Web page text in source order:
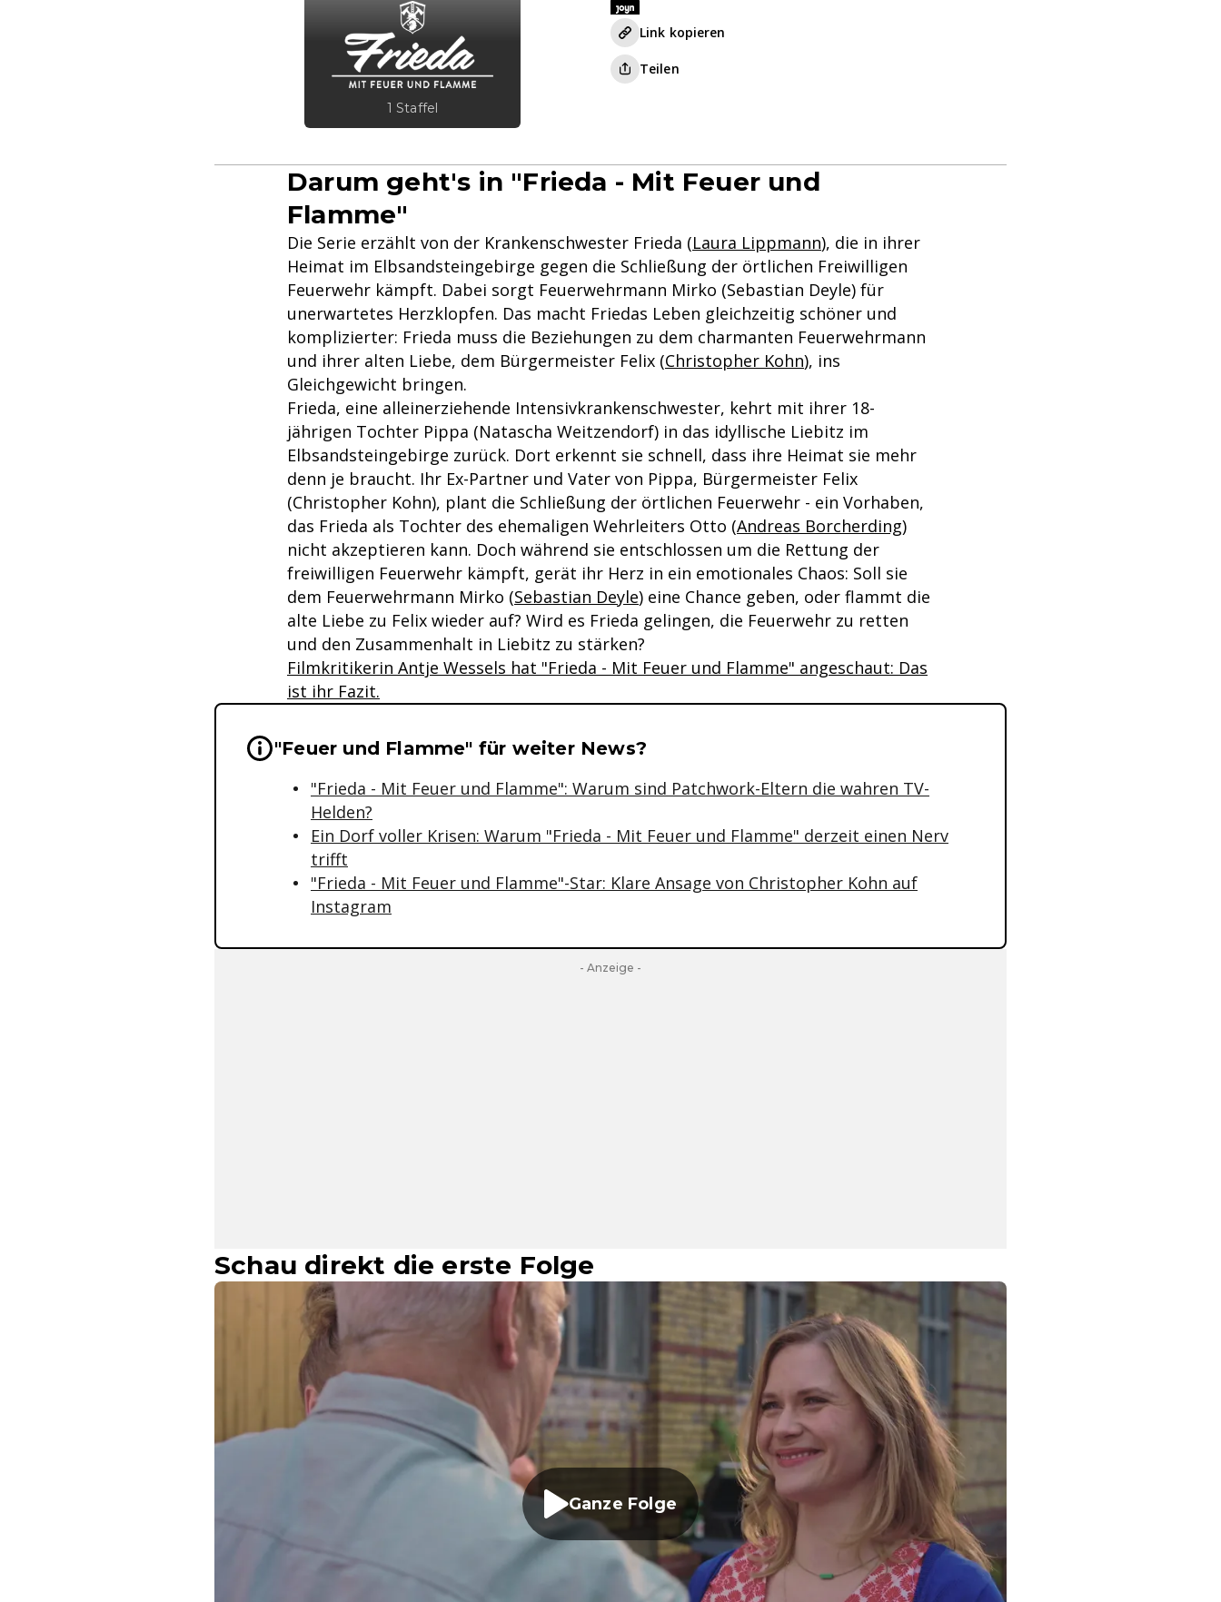
1 Staffel
Link kopieren
Teilen
Darum geht's in "Frieda - Mit Feuer und
Flamme"
Die Serie erzählt von der Krankenschwester Frieda (Laura Lippmann), die in ihrer
Heimat im Elbsandsteingebirge gegen die Schließung der örtlichen Freiwilligen
Feuerwehr kämpft. Dabei sorgt Feuerwehrmann Mirko (Sebastian Deyle) für
unerwartetes Herzklopfen. Das macht Friedas Leben gleichzeitig schöner und
komplizierter: Frieda muss die Beziehungen zu dem charmanten Feuerwehrmann
und ihrer alten Liebe, dem Bürgermeister Felix (Christopher Kohn), ins
Gleichgewicht bringen.
Frieda, eine alleinerziehende Intensivkrankenschwester, kehrt mit ihrer 18-
jährigen Tochter Pippa (Natascha Weitzendorf) in das idyllische Liebitz im
Elbsandsteingebirge zurück. Dort erkennt sie schnell, dass ihre Heimat sie mehr
denn je braucht. Ihr Ex-Partner und Vater von Pippa, Bürgermeister Felix
(Christopher Kohn), plant die Schließung der örtlichen Feuerwehr - ein Vorhaben,
das Frieda als Tochter des ehemaligen Wehrleiters Otto (Andreas Borcherding)
nicht akzeptieren kann. Doch während sie entschlossen um die Rettung der
freiwilligen Feuerwehr kämpft, gerät ihr Herz in ein emotionales Chaos: Soll sie
dem Feuerwehrmann Mirko (Sebastian Deyle) eine Chance geben, oder flammt die
alte Liebe zu Felix wieder auf? Wird es Frieda gelingen, die Feuerwehr zu retten
und den Zusammenhalt in Liebitz zu stärken?
Filmkritikerin Antje Wessels hat "Frieda - Mit Feuer und Flamme" angeschaut: Das
ist ihr Fazit.
Wichtige Hinweise & Informationen zum Inhalt
"Feuer und Flamme" für weiter News?
"Frieda - Mit Feuer und Flamme": Warum sind Patchwork-Eltern die wahren TV-
Helden?
Ein Dorf voller Krisen: Warum "Frieda - Mit Feuer und Flamme" derzeit einen Nerv
trifft
"Frieda - Mit Feuer und Flamme"-Star: Klare Ansage von Christopher Kohn auf
Instagram
- Anzeige -
Schau direkt die erste Folge
Ganze Folge